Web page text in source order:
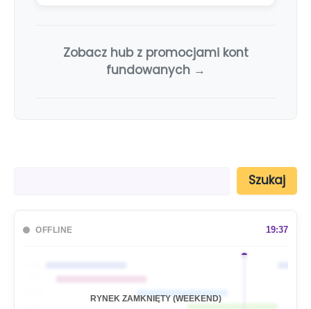
Zobacz hub z promocjami kont
fundowanych →
Szukaj
OFFLINE 19:37
RYNEK ZAMKNIĘTY (WEEKEND)